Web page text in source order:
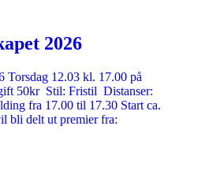
2026
Torsdag 12.03 kl. 17.00 på
50kr Stil: Fristil Distanser:
fra 17.00 til 17.30 Start ca.
bli delt ut premier fra: